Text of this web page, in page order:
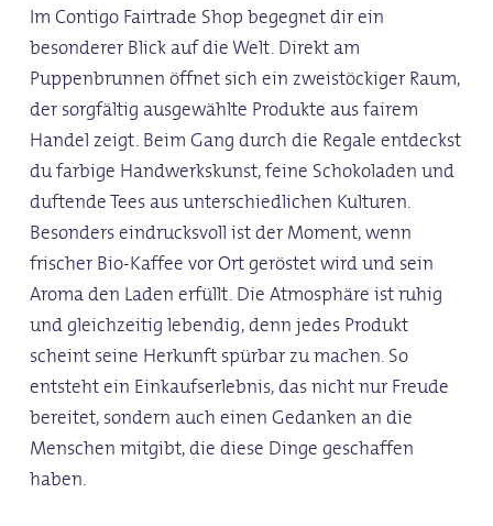
Im Contigo Fairtrade Shop begegnet dir ein
besonderer Blick auf die Welt. Direkt am
Puppenbrunnen öffnet sich ein zweistöckiger Raum,
der sorgfältig ausgewählte Produkte aus fairem
Handel zeigt. Beim Gang durch die Regale entdeckst
du farbige Handwerkskunst, feine Schokoladen und
duftende Tees aus unterschiedlichen Kulturen.
Besonders eindrucksvoll ist der Moment, wenn
frischer Bio-Kaffee vor Ort geröstet wird und sein
Aroma den Laden erfüllt. Die Atmosphäre ist ruhig
und gleichzeitig lebendig, denn jedes Produkt
scheint seine Herkunft spürbar zu machen. So
entsteht ein Einkaufserlebnis, das nicht nur Freude
bereitet, sondern auch einen Gedanken an die
Menschen mitgibt, die diese Dinge geschaffen
haben.